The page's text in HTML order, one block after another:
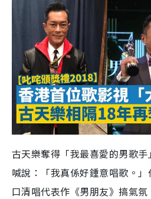
古天樂奪得「我最喜愛的男歌
喊說：「我真係好鍾意唱歌。
口清唱代表作《男朋友》搞氣氛